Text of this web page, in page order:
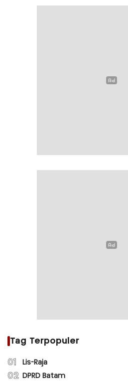
Tag Terpopuler
01 Lis-Raja
02 DPRD Batam